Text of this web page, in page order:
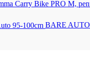
BARE